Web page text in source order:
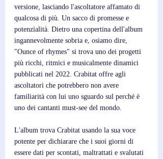
versione, lasciando l'ascoltatore affamato di
qualcosa di più. Un sacco di promesse e
potenzialità. Dietro una copertina dell'album
ingannevolmente sobria e, osiamo dire,
"Ounce of rhymes" si trova uno dei progetti
più ricchi, ritmici e musicalmente dinamici
pubblicati nel 2022. Crabitat offre agli
ascoltatori che potrebbero non avere
familiarità con lui uno sguardo sul perché è
uno dei cantanti must-see del mondo.
L'album trova Crabitat usando la sua voce
potente per dichiarare che i suoi giorni di
essere dati per scontati, maltrattati e svalutati